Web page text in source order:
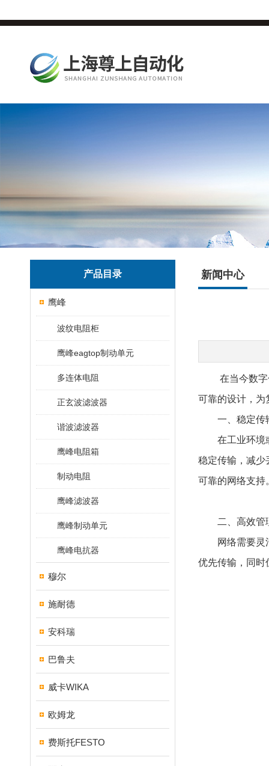
产品目录
鹰峰
波纹电阻柜
鹰峰eagtop制动单元
多连体电阻
正玄波滤波器
谐波滤波器
鹰峰电阻箱
制动电阻
鹰峰滤波器
鹰峰制动单元
鹰峰电抗器
穆尔
施耐德
安科瑞
巴鲁夫
威卡WIKA
欧姆龙
费斯托FESTO
新闻中心
在当今数字化
可靠的设计，为
一、稳定传
在工业环境或
稳定传输，减少
可靠的网络支持
二、​​高效管
网络需要灵活
优先传输，同时